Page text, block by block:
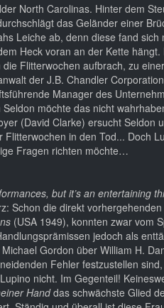
North Carolinas. Hinter dem
das Geländer einer
Leiche ab, denn diese fand
Heck voran an der Kette
Flitterwochen aufbrach, zu
der J.B. Chandler
Manager des
möchte das nicht
(David Clarke) ersucht Seldon
in den Tod... Doch
Fragen richten möchte…
but it’s an entertaining
Schon die direkt
(USA 1949), konnten zwar vom
jedoch als
Gordon über William H.
Fehler festzustellen
nicht. Im Gegenteil!
Handdas schwächste Glied